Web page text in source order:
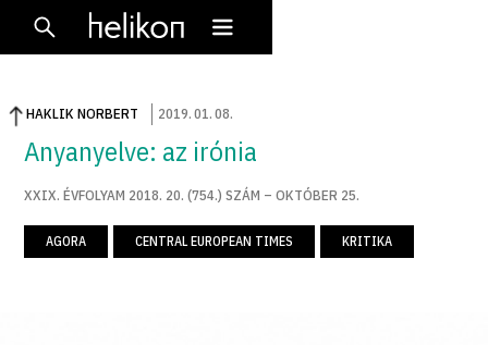
HAKLIK NORBERT 2019.01.08.
Anyanyelve: az irónia
XXIX. ÉVFOLYAM 2018. 20. (754.) SZÁM – OKTÓBER 25.
AGORA CENTRAL EUROPEAN TIMES KRITIKA